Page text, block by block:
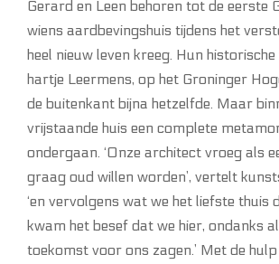
Gerard en Leen behoren tot de eerste
wiens aardbevingshuis tijdens het
heel nieuw leven kreeg. Hun
hartje Leermens, op het Groninger
de buitenkant bijna hetzelfde. Maar
vrijstaande huis een complete
ondergaan. ‘Onze architect vroeg als
graag oud willen worden’, vertelt
‘en vervolgens wat we het liefste thuis
kwam het besef dat we hier, ondanks
toekomst voor ons zagen.’ Met de